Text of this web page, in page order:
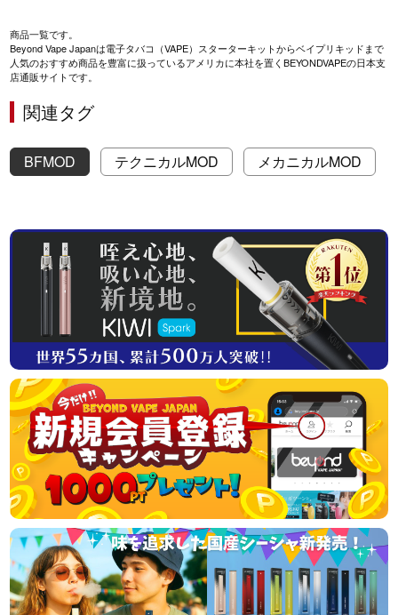
商品一覧です。
Beyond Vape Japanは電子タバコ（VAPE）スターターキットからベイプリキッドまで
人気のおすすめ商品を豊富に扱っているアメリカに本社を置くBEYONDVAPEの日本支
店通販サイトです。
関連タグ
BFMOD テクニカルMOD メカニカルMOD